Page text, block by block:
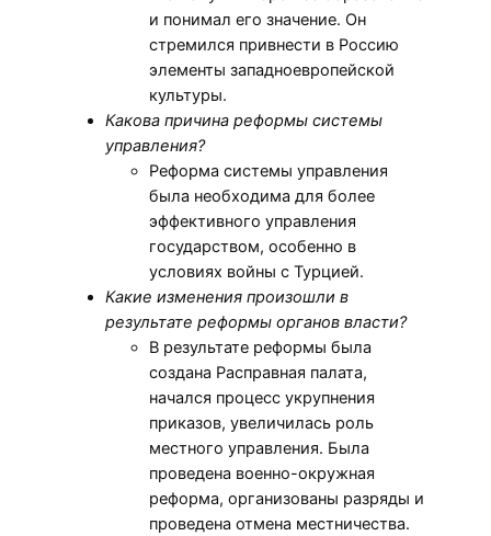
и понимал его значение. Он
стремился привнести в Россию
элементы западноевропейской
культуры.
Какова причина реформы системы
управления?
Реформа системы управления
была необходима для более
эффективного управления
государством, особенно в
условиях войны с Турцией.
Какие изменения произошли в
результате реформы органов власти?
В результате реформы была
создана Расправная палата,
начался процесс укрупнения
приказов, увеличилась роль
местного управления. Была
проведена военно-окружная
реформа, организованы разряды и
проведена отмена местничества.